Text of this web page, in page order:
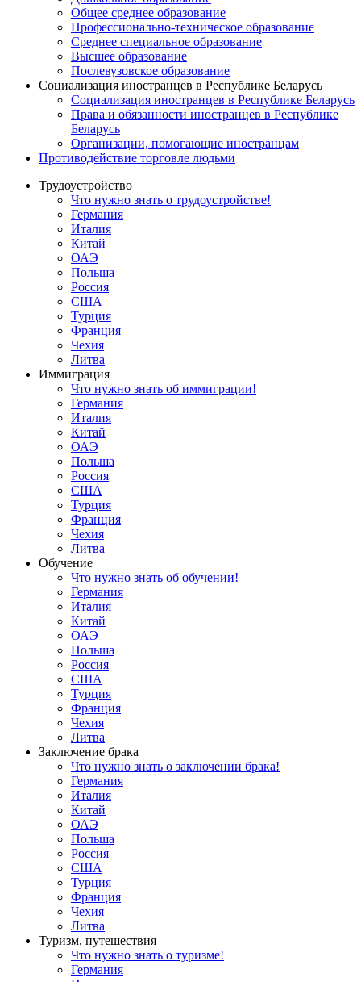
Общее среднее образование
Профессионально-техническое образование
Среднее специальное образование
Высшее образование
Послевузовское образование
Социализация иностранцев в Республике Беларусь
Социализация иностранцев в Республике Беларусь
Права и обязанности иностранцев в Республике
Беларусь
Oрганизации, помогающие иностранцам
Противодействие торговле людьми
Трудоустройство
Что нужно знать о трудоустройстве!
Германия
Италия
Китай
ОАЭ
Польша
Россия
США
Турция
Франция
Чехия
Литва
Иммиграция
Что нужно знать об иммиграции!
Германия
Италия
Китай
ОАЭ
Польша
Россия
США
Турция
Франция
Чехия
Литва
Обучение
Что нужно знать об обучении!
Германия
Италия
Китай
ОАЭ
Польша
Россия
США
Турция
Франция
Чехия
Литва
Заключение брака
Что нужно знать о заключении брака!
Германия
Италия
Китай
ОАЭ
Польша
Россия
США
Турция
Франция
Чехия
Литва
Туризм, путешествия
Что нужно знать о туризме!
Германия